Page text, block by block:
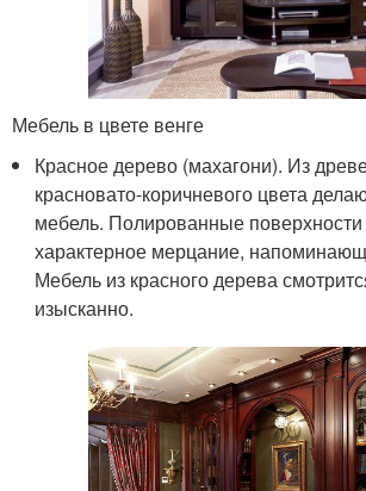
Мебель в цвете венге
Красное дерево (махагони). Из
красновато-коричневого цвета
мебель. Полированные
характерное мерцание,
Мебель из красного дерева
изысканно.